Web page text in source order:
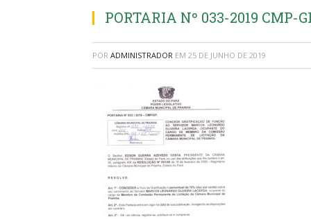
PORTARIA Nº 033-2019 CMP-
POR ADMINISTRADOR EM 25 DE JUNHO DE 2019